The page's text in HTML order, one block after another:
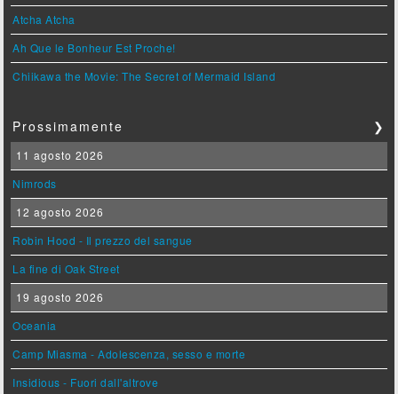
Atcha Atcha
Ah Que le Bonheur Est Proche!
Chiikawa the Movie: The Secret of Mermaid Island
Prossimamente ❯
11 agosto 2026
Nimrods
12 agosto 2026
Robin Hood - Il prezzo del sangue
La fine di Oak Street
19 agosto 2026
Oceania
Camp Miasma - Adolescenza, sesso e morte
Insidious - Fuori dall'altrove